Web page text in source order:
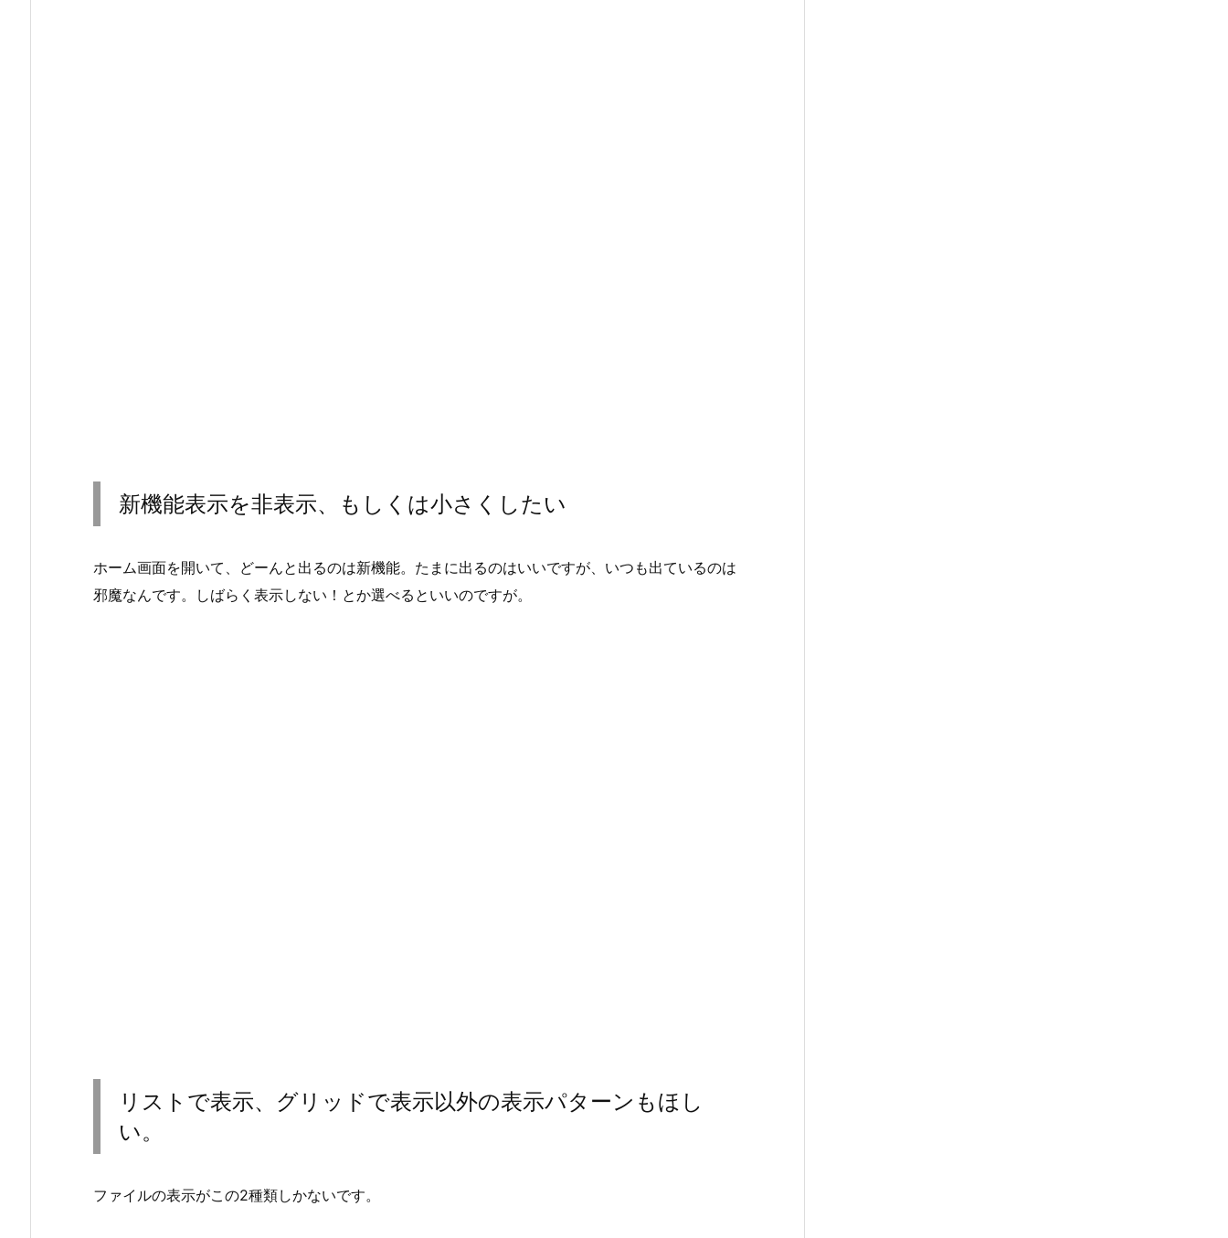
新機能表示を非表示、もしくは小さくしたい
ホーム画面を開いて、どーんと出るのは新機能。たまに出るのはいいですが、いつも出ているのは
邪魔なんです。しばらく表示しない！とか選べるといいのですが。
リストで表示、グリッドで表示以外の表示パターンもほし
い。
ファイルの表示がこの2種類しかないです。